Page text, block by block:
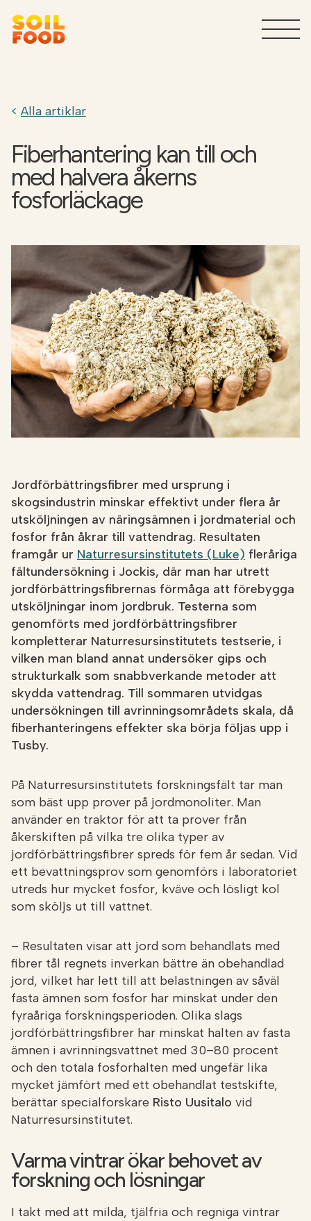
Tjänster för industrin
Varför Soilfood?
Kontakt
Alla artiklar
Fiberhantering kan till och
med halvera åkerns
fosforläckage
Jordförbättringsfibrer med ursprung i
skogsindustrin minskar effektivt under flera år
utsköljningen av näringsämnen i jordmaterial och
fosfor från åkrar till vattendrag. Resultaten
framgår ur Naturresursinstitutets (Luke) fleråriga
fältundersökning i Jockis, där man har utrett
jordförbättringsfibrernas förmåga att förebygga
utsköljningar inom jordbruk. Testerna som
genomförts med jordförbättringsfibrer
kompletterar Naturresursinstitutets testserie, i
vilken man bland annat undersöker gips och
strukturkalk som snabbverkande metoder att
skydda vattendrag. Till sommaren utvidgas
undersökningen till avrinningsområdets skala, då
fiberhanteringens effekter ska börja följas upp i
Tusby.
­På Naturresursinstitutets forskningsfält tar man
som bäst upp prover på jordmonoliter. Man
använder en traktor för att ta prover från
åkerskiften på vilka tre olika typer av
jordförbättringsfibrer spreds för fem år sedan. Vid
ett bevattningsprov som genomförs i laboratoriet
utreds hur mycket fosfor, kväve och lösligt kol
som sköljs ut till vattnet.
– Resultaten visar att jord som behandlats med
fibrer tål regnets inverkan bättre än obehandlad
jord, vilket har lett till att belastningen av såväl
fasta ämnen som fosfor har minskat under den
fyraåriga forskningsperioden. Olika slags
jordförbättringsfibrer har minskat halten av fasta
ämnen i avrinningsvattnet med 30–80 procent
och den totala fosforhalten med ungefär lika
mycket jämfört med ett obehandlat testskifte,
berättar specialforskare Risto Uusitalo vid
Naturresursinstitutet.
Varma vintrar ökar behovet av
forskning och lösningar
I takt med att milda, tjälfria och regniga vintrar